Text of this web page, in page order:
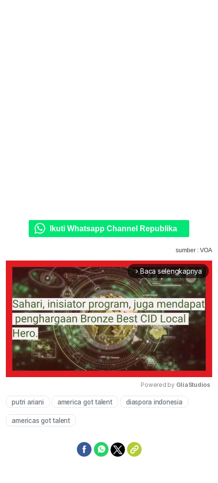
Ikuti Whatsapp Channel Republika
sumber : VOA
arrow_forward_ios Baca selengkapnya
Mute
Powered by GliaStudios
putri ariani america got talent diaspora indonesia
americas got talent